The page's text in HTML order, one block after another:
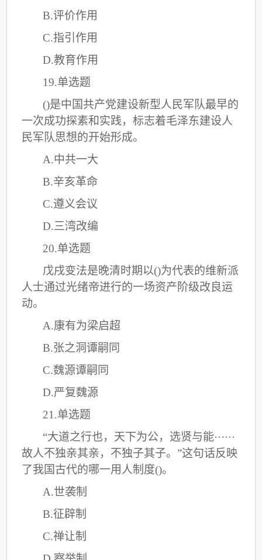
B.评价作用
C.指引作用
D.教育作用
19.单选题
()是中国共产党建设新型人民军队最早的
一次成功探素和实践，标志着毛泽东建设人
民军队思想的开始形成。
A.中共一大
B.辛亥革命
C.遵义会议
D.三湾改编
20.单选题
戊戌变法是晚清时期以()为代表的维新派
人士通过光绪帝进行的一场资产阶级改良运
动。
A.康有为梁启超
B.张之洞谭嗣同
C.魏源谭嗣同
D.严复魏源
21.单选题
“大道之行也，天下为公，选贤与能······
故人不独亲其亲，不独子其子。”这句话反映
了我国古代的哪一用人制度()。
A.世袭制
B.征辟制
C.禅让制